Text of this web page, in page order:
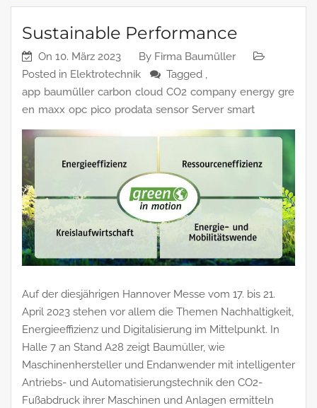
Sustainable Performance
On 10. März 2023 By Firma Baumüller
Posted in Elektrotechnik
Tagged ,
app baumüller carbon cloud CO2 company energy gre
en maxx opc pico prodata sensor Server smart
Auf der diesjährigen Hannover Messe vom 17. bis 21.
April 2023 stehen vor allem die Themen Nachhaltigkeit,
Energieeffizienz und Digitalisierung im Mittelpunkt. In
Halle 7 an Stand A28 zeigt Baumüller, wie
Maschinenhersteller und Endanwender mit intelligenter
Antriebs- und Automatisierungstechnik den CO2-
Fußabdruck ihrer Maschinen und Anlagen ermitteln